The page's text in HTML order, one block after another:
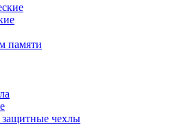
памяти
чехлы